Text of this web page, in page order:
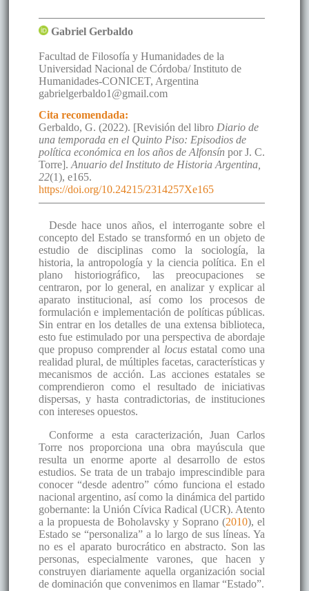
Gabriel Gerbaldo
Facultad de Filosofía y Humanidades de la
Universidad Nacional de Córdoba/ Instituto de
Humanidades-CONICET, Argentina
gabrielgerbaldo1@gmail.com
Cita recomendada:
Gerbaldo, G. (2022). [Revisión del libro Diario de
una temporada en el Quinto Piso: Episodios de
política económica en los años de Alfonsín por J. C.
Torre]. Anuario del Instituto de Historia Argentina,
22(1), e165.
https://doi.org/10.24215/2314257Xe165
Desde hace unos años, el interrogante sobre el
concepto del Estado se transformó en un objeto de
estudio de disciplinas como la sociología, la
historia, la antropología y la ciencia política. En el
plano historiográfico, las preocupaciones se
centraron, por lo general, en analizar y explicar al
aparato institucional, así como los procesos de
formulación e implementación de políticas públicas.
Sin entrar en los detalles de una extensa biblioteca,
esto fue estimulado por una perspectiva de abordaje
que propuso comprender al locusestatal como una
realidad plural, de múltiples facetas, características y
mecanismos de acción. Las acciones estatales se
comprendieron como el resultado de iniciativas
dispersas, y hasta contradictorias, de instituciones
con intereses opuestos.
Conforme a esta caracterización, Juan Carlos
Torre nos proporciona una obra mayúscula que
resulta un enorme aporte al desarrollo de estos
estudios. Se trata de un trabajo imprescindible para
conocer “desde adentro” cómo funciona el estado
nacional argentino, así como la dinámica del partido
gobernante: la Unión Cívica Radical (UCR). Atento
a la propuesta de Boholavsky y Soprano (2010), el
Estado se “personaliza” a lo largo de sus líneas. Ya
no es el aparato burocrático en abstracto. Son las
personas, especialmente varones, que hacen y
construyen diariamente aquella organización social
de dominación que convenimos en llamar “Estado”.